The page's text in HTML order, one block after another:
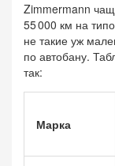
Zimmermann
55 000 км на
не такие уж
по автобану.
так:
Марка